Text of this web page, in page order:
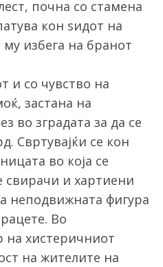
почна со стамена
кон ѕидот на
му избега на бранот
и со чувство на
застана на
во зградата за да се
Свртувајќи се кон
во која се
свирачи и хартиени
неподвижната фигура
Во
на хистеричниот
на жителите на